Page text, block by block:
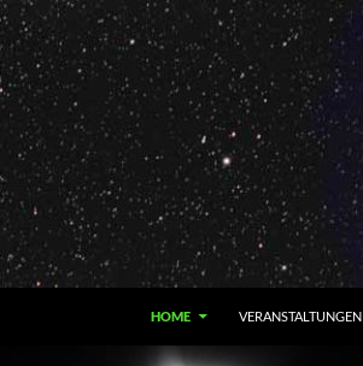
HOME VERANSTALTUNGEN